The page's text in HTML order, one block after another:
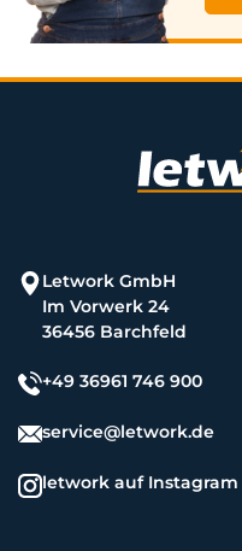
Letwork GmbH
Im Vorwerk 24
36456 Barchfeld
+49 36961 746 900
service@letwork.de
letwork auf Instagram